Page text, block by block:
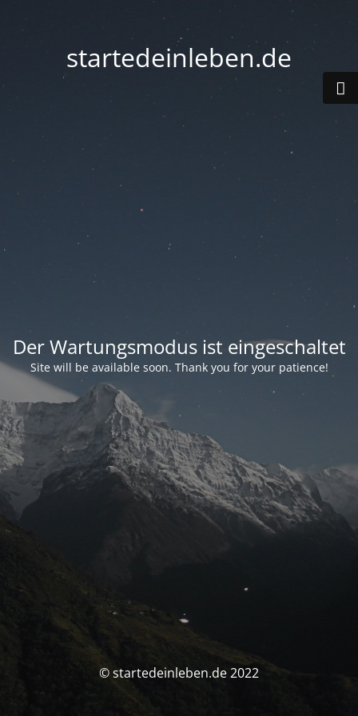
startedeinleben.de
Der Wartungsmodus ist eingeschaltet
Site will be available soon. Thank you for your patience!
© startedeinleben.de 2022